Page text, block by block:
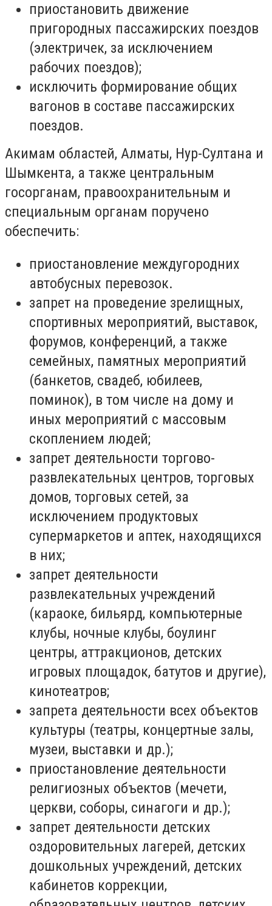
приостановить движение
пригородных пассажирских поездов
(электричек, за исключением
рабочих поездов);
исключить формирование общих
вагонов в составе пассажирских
поездов.
Акимам областей, Алматы, Нур-Султана и
Шымкента, а также центральным
госорганам, правоохранительным и
специальным органам поручено
обеспечить:
приостановление междугородних
автобусных перевозок.
запрет на проведение зрелищных,
спортивных мероприятий, выставок,
форумов, конференций, а также
семейных, памятных мероприятий
(банкетов, свадеб, юбилеев,
поминок), в том числе на дому и
иных мероприятий с массовым
скоплением людей;
запрет деятельности торгово-
развлекательных центров, торговых
домов, торговых сетей, за
исключением продуктовых
супермаркетов и аптек, находящихся
в них;
запрет деятельности
развлекательных учреждений
(караоке, бильярд, компьютерные
клубы, ночные клубы, боулинг
центры, аттракционов, детских
игровых площадок, батутов и другие),
кинотеатров;
запрета деятельности всех объектов
культуры (театры, концертные залы,
музеи, выставки и др.);
приостановление деятельности
религиозных объектов (мечети,
церкви, соборы, синагоги и др.);
запрет деятельности детских
оздоровительных лагерей, детских
дошкольных учреждений, детских
кабинетов коррекции,